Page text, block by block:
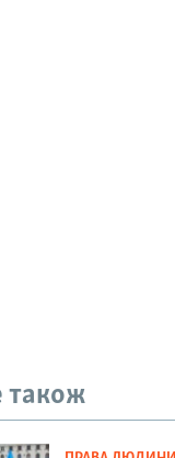
також